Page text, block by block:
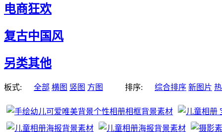
电商狂欢
复古中国风
另类其他
板式: 全部 横图 竖图 方图 排序: 综合排序 新图片